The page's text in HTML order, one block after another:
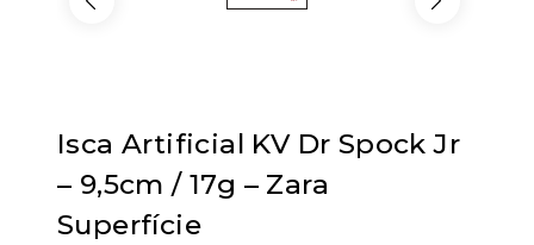
Isca Artificial KV Dr Spock Jr
– 9,5cm / 17g – Zara
Superfície